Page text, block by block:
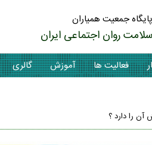
پایگاه جمعیت همیاران
سلامت روان اجتماعی ایران
فعالیت ها آموزش گالری
آن را دارد ؟